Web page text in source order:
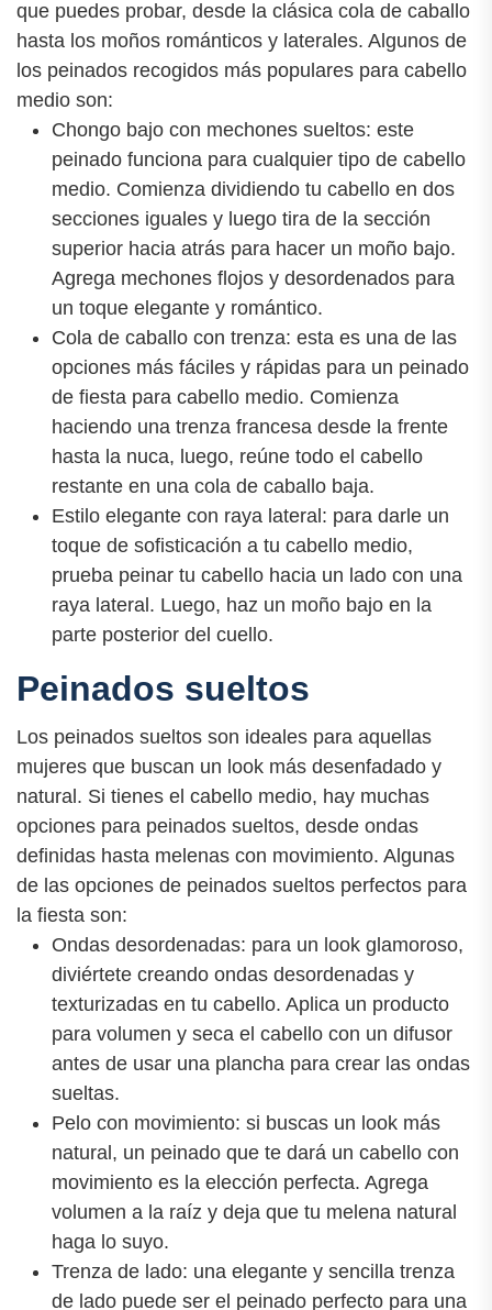
que puedes probar, desde la clásica cola de caballo
hasta los moños románticos y laterales. Algunos de
los peinados recogidos más populares para cabello
medio son:
Chongo bajo con mechones sueltos: este
peinado funciona para cualquier tipo de cabello
medio. Comienza dividiendo tu cabello en dos
secciones iguales y luego tira de la sección
superior hacia atrás para hacer un moño bajo.
Agrega mechones flojos y desordenados para
un toque elegante y romántico.
Cola de caballo con trenza: esta es una de las
opciones más fáciles y rápidas para un peinado
de fiesta para cabello medio. Comienza
haciendo una trenza francesa desde la frente
hasta la nuca, luego, reúne todo el cabello
restante en una cola de caballo baja.
Estilo elegante con raya lateral: para darle un
toque de sofisticación a tu cabello medio,
prueba peinar tu cabello hacia un lado con una
raya lateral. Luego, haz un moño bajo en la
parte posterior del cuello.
Peinados sueltos
Los peinados sueltos son ideales para aquellas
mujeres que buscan un look más desenfadado y
natural. Si tienes el cabello medio, hay muchas
opciones para peinados sueltos, desde ondas
definidas hasta melenas con movimiento. Algunas
de las opciones de peinados sueltos perfectos para
la fiesta son:
Ondas desordenadas: para un look glamoroso,
diviértete creando ondas desordenadas y
texturizadas en tu cabello. Aplica un producto
para volumen y seca el cabello con un difusor
antes de usar una plancha para crear las ondas
sueltas.
Pelo con movimiento: si buscas un look más
natural, un peinado que te dará un cabello con
movimiento es la elección perfecta. Agrega
volumen a la raíz y deja que tu melena natural
haga lo suyo.
Trenza de lado: una elegante y sencilla trenza
de lado puede ser el peinado perfecto para una